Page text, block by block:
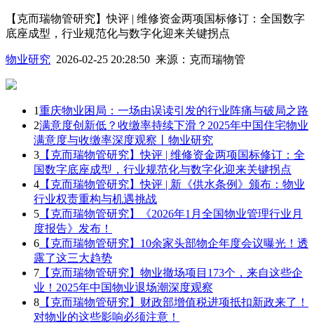
【克而瑞物管研究】快评 | 维修资金两项国标修订：全国数字
底座成型，行业规范化与数字化迎来关键拐点
物业研究 2026-02-25 20:28:50 来源： 克而瑞物管
1重庆物业困局：一场由误读引发的行业阵痛与破局之路
2满意度创新低？收缴率持续下滑？2025年中国住宅物业
满意度与收缴率深度观察丨物业研究
3 【克而瑞物管研究】快评 | 维修资金两项国标修订：全
国数字底座成型，行业规范化与数字化迎来关键拐点
4 【克而瑞物管研究】快评 | 新《供水条例》颁布：物业
行业权责重构与机遇挑战
5 【克而瑞物管研究】《2026年1月全国物业管理行业月
度报告》发布！
6 【克而瑞物管研究】10余家头部物企年度会议曝光！透
露了这三大趋势
7 【克而瑞物管研究】物业撤场项目173个，来自这些企
业！2025年中国物业退场潮深度观察
8 【克而瑞物管研究】财政部增值税进项抵扣新政来了！
对物业的这些影响必须注意！